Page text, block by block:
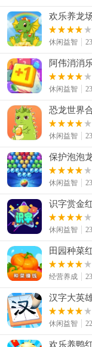
欢乐养龙
休闲益智
阿伟消消
休闲益智
恐龙世界
休闲益智
保护泡泡
休闲益智
识字赏金
休闲益智
田园种菜
经营养成
汉字大英
休闲益智
欢乐养鸭